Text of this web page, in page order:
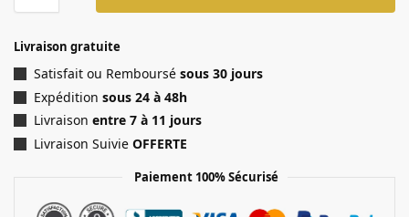
Livraison gratuite
Satisfait ou Remboursé sous 30 jours
Expédition sous 24 à 48h
Livraison entre 7 à 11 jours
Livraison Suivie OFFERTE
Paiement 100% Sécurisé